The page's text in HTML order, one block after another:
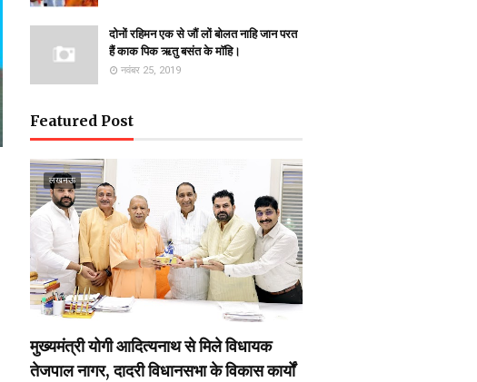
दोनों रहिमन एक से जौं लों बोलत नाहि जान परत
हैं काक पिक ऋतु बसंत के माॅहि।
नवंबर 25, 2019
Featured Post
लखनऊ
मुख्यमंत्री योगी आदित्यनाथ से मिले विधायक
तेजपाल नागर, दादरी विधानसभा के विकास कार्यों